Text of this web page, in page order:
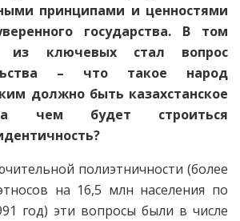
принципами и ценностями
государства. В том
из ключевых стал вопрос
– что такое народ
должно быть казахстанское
чем будет строиться
полиэтничности (более
на 16,5 млн населения по
год) эти вопросы были в числе